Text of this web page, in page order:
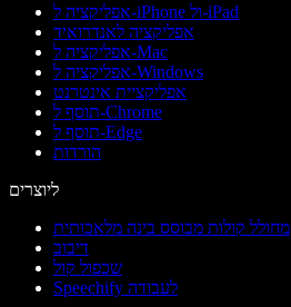
אפליקציה ל-iPhone ול-iPad
אפליקציה לאנדרואיד
אפליקציה ל-Mac
אפליקציה ל-Windows
אפליקציית אינטרנט
תוסף ל-Chrome
תוסף ל-Edge
הורדות
ליוצרים
מחולל קולות מבוסס בינה מלאכותית
דיבוב
שכפול קול
Speechify לעבודה